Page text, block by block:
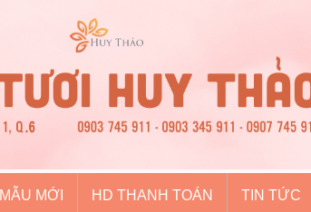
MẪU MỚI HD THANH TOÁN TIN TỨC